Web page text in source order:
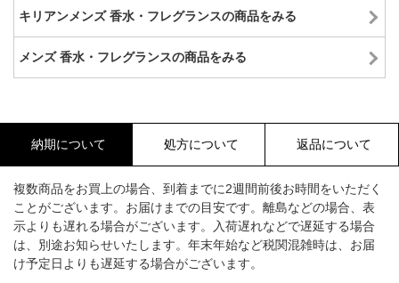
キリアンメンズ 香水・フレグランスの商品をみる
メンズ 香水・フレグランスの商品をみる
納期について 処方について 返品について
複数商品をお買上の場合、到着までに2週間前後お時間をいただく
ことがございます。お届けまでの目安です。離島などの場合、表
示よりも遅れる場合がございます。入荷遅れなどで遅延する場合
は、別途お知らせいたします。年末年始など税関混雑時は、お届
け予定日よりも遅延する場合がございます。